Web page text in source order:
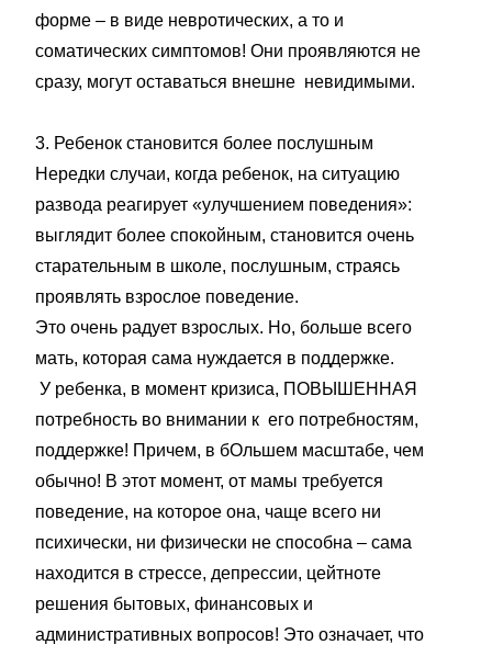
форме – в виде невротических, а то и
соматических симптомов! Они проявляются не
сразу, могут оставаться внешне невидимыми.
3. Ребенок становится более послушным
Нередки случаи, когда ребенок, на ситуацию
развода реагирует «улучшением поведения»:
выглядит более спокойным, становится очень
старательным в школе, послушным, страясь
проявлять взрослое поведение.
Это очень радует взрослых. Но, больше всего
мать, которая сама нуждается в поддержке.
У ребенка, в момент кризиса, ПОВЫШЕННАЯ
потребность во внимании к его потребностям,
поддержке! Причем, в бОльшем масштабе, чем
обычно! В этот момент, от мамы требуется
поведение, на которое она, чаще всего ни
психически, ни физически не способна – сама
находится в стрессе, депрессии, цейтноте
решения бытовых, финансовых и
административных вопросов! Это означает, что